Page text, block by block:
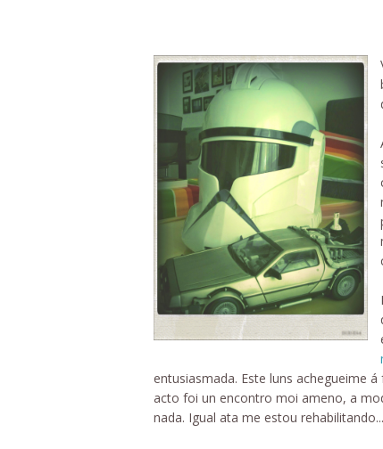
entusiasmada. Este luns achegueime
acto foi un encontro moi ameno, a
nada. Igual ata me estou rehabilitando...